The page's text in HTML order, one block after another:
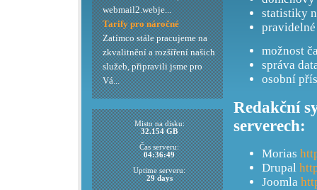
statistiky
možnost
správa
osobní
Redakční
serverech:
Morias
Drupal
Joomla
webmail2.webje...
Tarify pro náročné
Zatímco stále pracujeme na
zkvalitnění a rozšíření našich
služeb, připravili jsme pro
Vá...
Misto na disku:
32.154 GB
Čas serveru:
04:36:49
Uptime serveru:
29 days